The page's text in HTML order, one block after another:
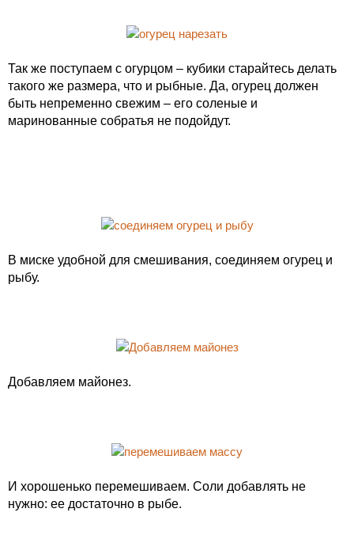
Так же поступаем с огурцом – кубики старайтесь делать
такого же размера, что и рыбные. Да, огурец должен
быть непременно свежим – его соленые и
маринованные собратья не подойдут.
В миске удобной для смешивания, соединяем огурец и
рыбу.
Добавляем майонез.
И хорошенько перемешиваем. Соли добавлять не
нужно: ее достаточно в рыбе.